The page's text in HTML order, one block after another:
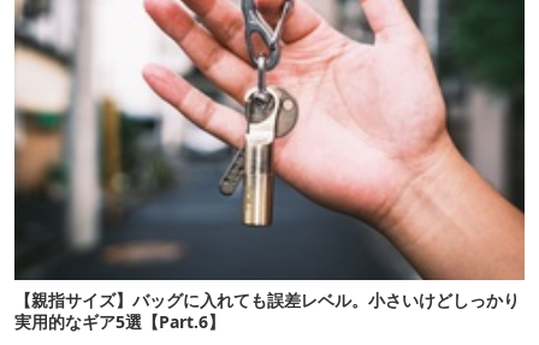
【親指サイズ】バッグに入れても誤差レベル。小さいけどしっかり
実用的なギア5選【Part.6】